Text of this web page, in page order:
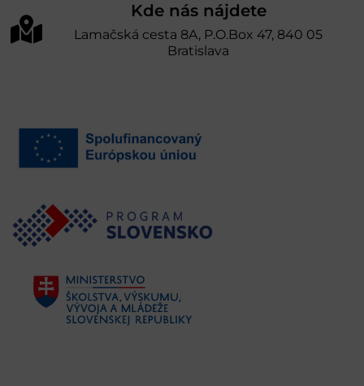
Kde nás nájdete
Lamačská cesta 8A, P.O.Box 47, 840 05
Bratislava